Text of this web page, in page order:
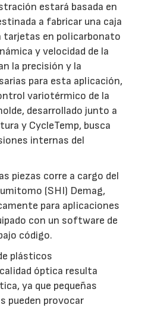
estará basada en
a fabricar una caja
tarjetas en policarbonato
y velocidad de la
la precisión y la
para esta aplicación,
variotérmico de la
desarrollado junto a
y CycleTemp, busca
internas del
piezas corre a cargo del
(SHI) Demag,
para aplicaciones
con un software de
código.
plásticos
óptica resulta
ya que pequeñas
pueden provocar